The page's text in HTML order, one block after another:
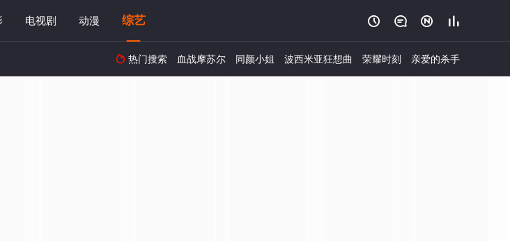
电视剧 动漫 综艺    
 热门搜索 血战摩苏尔 同颜小姐 波西米亚狂想曲 荣耀时刻 亲爱的杀手